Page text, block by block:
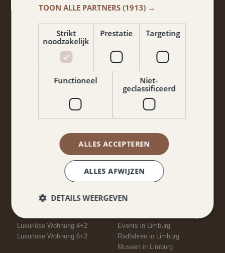
Ja, ich bin mit den AGB und der Datenschutzrichtlinie
Wirtschaft
Comfort Dreibettzimmer
Luxuriöse Wohnung 4+2
Luxuriöse Wohnung 6+2
IN DER NÄHE
Attraktionen in Limburg
Events in Limburg
Radfahren in Limburg
Museen in Limburg
TOON ALLE PARTNERS (1913) →
Strikt
noodzakelijk
Prestatie Targeting
Functioneel
Niet-
geclassificeerd
ALLES ACCEPTEREN
ALLES AFWIJZEN
DETAILS WEERGEVEN